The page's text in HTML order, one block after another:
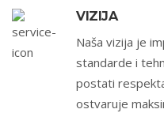
VIZIJA
Naša vizija je
standarde i
postati
ostvaruje